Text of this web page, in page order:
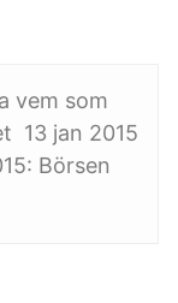
vem som
13 jan 2015
Börsen